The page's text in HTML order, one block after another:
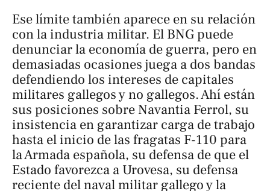
Ese límite también aparece en su relación
con la industria militar. El BNG puede
denunciar la economía de guerra, pero en
demasiadas ocasiones juega a dos bandas
defendiendo los intereses de capitales
militares gallegos y no gallegos. Ahí están
sus posiciones sobre Navantia Ferrol, su
insistencia en garantizar carga de trabajo
hasta el inicio de las fragatas F-110 para
la Armada española, su defensa de que el
Estado favorezca a Urovesa, su defensa
reciente del naval militar gallego y la